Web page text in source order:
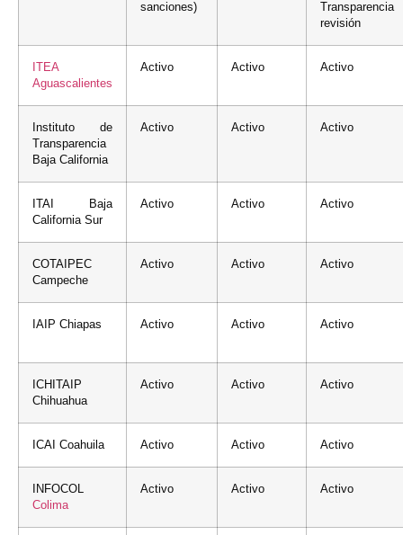
sanciones)
Transparencia
revisión
ITEA
Aguascalientes
Activo Activo Activo
Instituto de
Transparencia
Baja California
Activo Activo Activo
ITAI Baja
California Sur
Activo Activo Activo
COTAIPEC
Campeche
Activo Activo Activo
IAIP Chiapas Activo Activo Activo
ICHITAIP
Chihuahua
Activo Activo Activo
ICAI Coahuila Activo Activo Activo
INFOCOL
Colima
Activo Activo Activo